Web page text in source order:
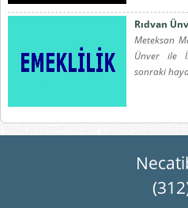
Rıdvan
Meteksan
Ünver ile
sonraki